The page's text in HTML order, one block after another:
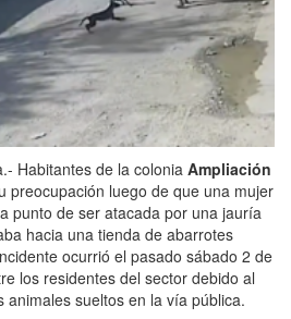
Habitantes de la colonia Ampliación
preocupación luego de que una mujer
punto de ser atacada por una jauría
hacia una tienda de abarrotes
ocurrió el pasado sábado 2 de
los residentes del sector debido al
animales sueltos en la vía pública.